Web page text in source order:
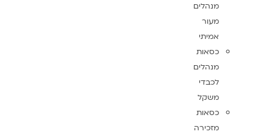
מנהלים
מעור
אמיתי
כסאות
מנהלים
לכבדי
משקל
כסאות
מזכירה